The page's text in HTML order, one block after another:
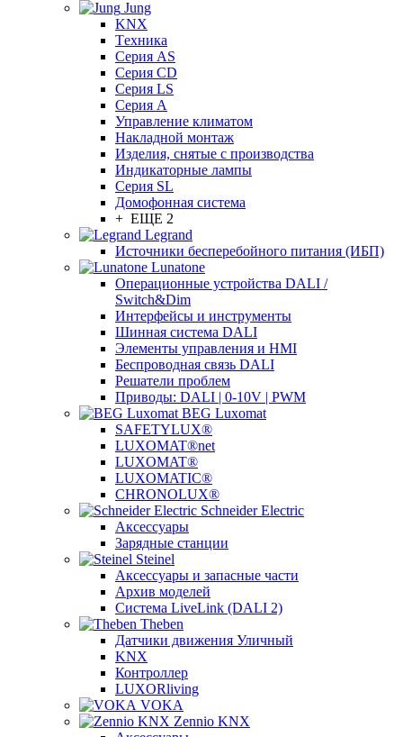
Jung
KNX
Tехника
Серия AS
Серия CD
Серия LS
Серия A
Управление климатом
Накладной монтаж
Изделия, снятые с производства
Индикаторные лампы
Серия SL
Домофонная система
+ ЕЩЕ 2
Legrand
Источники бесперебойного питания (ИБП)
Lunatone
Операционные устройства DALI /
Switch&Dim
Интерфейсы и инструменты
Шинная система DALI
Элементы управления и HMI
Беспроводная связь DALI
Решатели проблем
Приводы: DALI | 0-10V | PWM
BEG Luxomat
SAFETYLUX®
LUXOMAT®net
LUXOMAT®
LUXOMATIC®
CHRONOLUX®
Schneider Electric
Аксессуары
Зарядные станции
Steinel
Аксессуары и запасные части
Архив моделей
Система LiveLink (DALI 2)
Theben
Датчики движения Уличный
KNX
Контроллер
LUXORliving
VOKA
Zennio KNX